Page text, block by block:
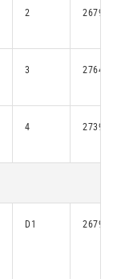
2 26797
3 27644
4 27392
D1 26797